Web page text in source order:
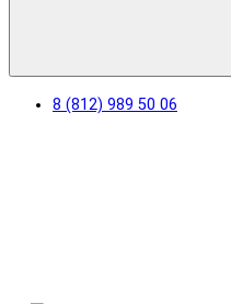
8 (812) 989 50 06